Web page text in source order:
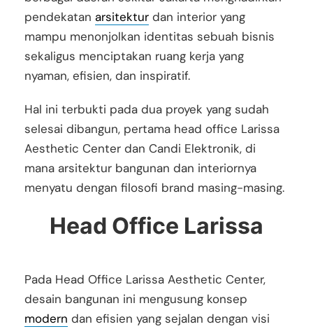
pendekatan arsitektur dan interior yang
mampu menonjolkan identitas sebuah bisnis
sekaligus menciptakan ruang kerja yang
nyaman, efisien, dan inspiratif.
Hal ini terbukti pada dua proyek yang sudah
selesai dibangun, pertama head office Larissa
Aesthetic Center dan Candi Elektronik, di
mana arsitektur bangunan dan interiornya
menyatu dengan filosofi brand masing-masing.
Head Office Larissa
Pada Head Office Larissa Aesthetic Center,
desain bangunan ini mengusung konsep
modern dan efisien yang sejalan dengan visi